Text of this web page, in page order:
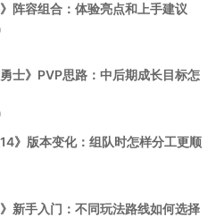
》阵容组合：体验亮点和上手建议
勇士》PVP思路：中后期成长目标怎
14》版本变化：组队时怎样分工更顺
》新手入门：不同玩法路线如何选择